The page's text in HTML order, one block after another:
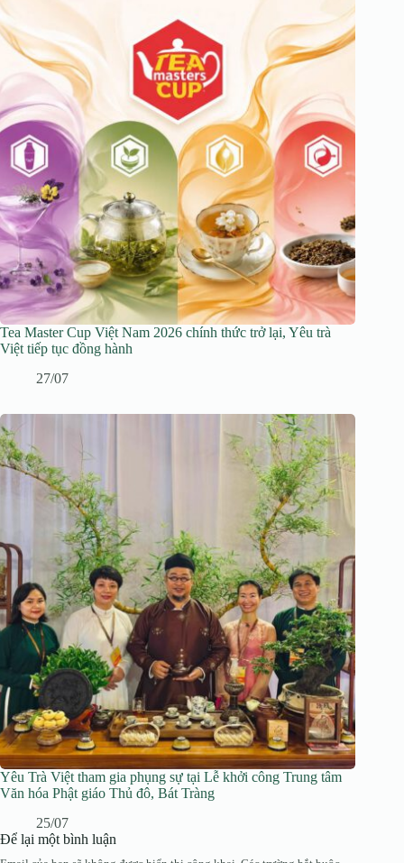
Tea Master Cup Việt Nam 2026 chính thức trở lại, Yêu trà
Việt tiếp tục đồng hành
27/07
Yêu Trà Việt tham gia phụng sự tại Lễ khởi công Trung tâm
Văn hóa Phật giáo Thủ đô, Bát Tràng
25/07
Để lại một bình luận